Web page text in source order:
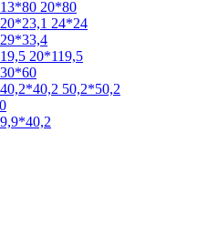
20*80
24*24
20*119,5
50,2*50,2